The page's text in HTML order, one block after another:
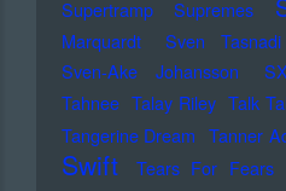
Supertramp
Supremes
Marquardt
Sven Tasnadi
Sven-Ake Johansson
Tahnee Talay Riley Talk
Tangerine Dream Tanner
Swift
Tears For Fears